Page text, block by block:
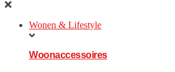
Wonen & Lifestyle
Woonaccessoires